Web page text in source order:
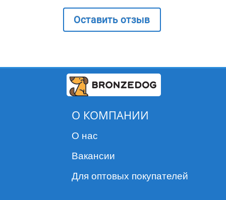
Оставить отзыв
О КОМПАНИИ
О нас
Вакансии
Для оптовых покупателей